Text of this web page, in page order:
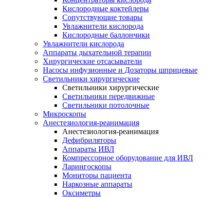
Кислородные коктейлеры
Сопутствующие товары
Увлажнители кислорода
Кислородные баллончики
Увлажнители кислорода
Аппараты дыхательной терапии
Хирургические отсасыватели
Насосы инфузионные и Дозаторы шприцевые
Светильники хирургические
Светильники хирургические
Светильники передвижные
Светильники потолочные
Микроскопы
Анестезиология-реанимация
Анестезиология-реанимация
Дефибриляторы
Аппараты ИВЛ
Компрессорное оборудование для ИВЛ
Ларингоскопы
Мониторы пациента
Наркозные аппараты
Оксиметры